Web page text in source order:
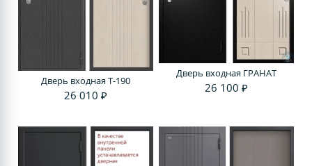
Дверь входная T-190
26 010 ₽
Дверь входная ГРАНАТ
26 100 ₽